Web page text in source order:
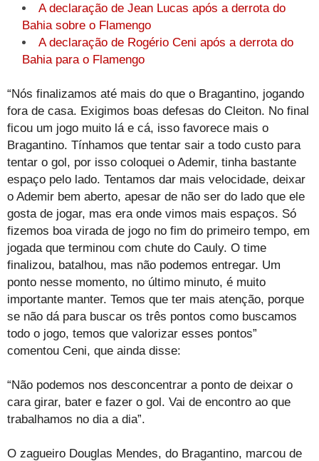
A declaração de Jean Lucas após a derrota do
Bahia sobre o Flamengo
A declaração de Rogério Ceni após a derrota do
Bahia para o Flamengo
“Nós finalizamos até mais do que o Bragantino, jogando
fora de casa. Exigimos boas defesas do Cleiton. No final
ficou um jogo muito lá e cá, isso favorece mais o
Bragantino. Tínhamos que tentar sair a todo custo para
tentar o gol, por isso coloquei o Ademir, tinha bastante
espaço pelo lado. Tentamos dar mais velocidade, deixar
o Ademir bem aberto, apesar de não ser do lado que ele
gosta de jogar, mas era onde vimos mais espaços. Só
fizemos boa virada de jogo no fim do primeiro tempo, em
jogada que terminou com chute do Cauly. O time
finalizou, batalhou, mas não podemos entregar. Um
ponto nesse momento, no último minuto, é muito
importante manter. Temos que ter mais atenção, porque
se não dá para buscar os três pontos como buscamos
todo o jogo, temos que valorizar esses pontos”
comentou Ceni, que ainda disse:
“Não podemos nos desconcentrar a ponto de deixar o
cara girar, bater e fazer o gol. Vai de encontro ao que
trabalhamos no dia a dia”.
O zagueiro Douglas Mendes, do Bragantino, marcou de